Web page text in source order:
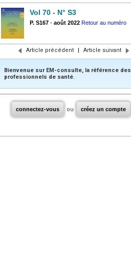
Vol 70 - N° S3
P. S167 - août 2022 Retour au numéro
Article précédent | Article suivant
Bienvenue sur EM-consulte, la référence des
professionnels de santé.
connectez-vous ou créez un compte